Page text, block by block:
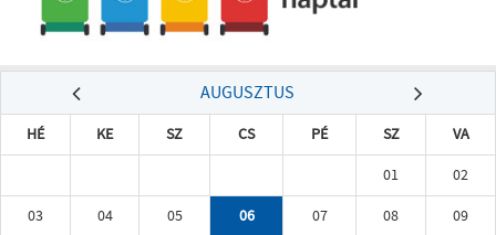
AUGUSZTUS
HÉ KE SZ CS PÉ SZ
VA
01
02
03
04 05 06 07 08
09